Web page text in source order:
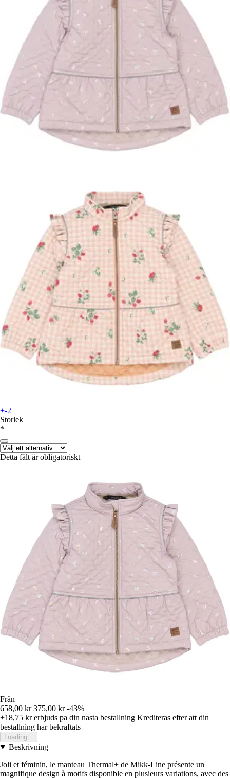
+-2
Storlek
*
Detta fält är obligatoriskt
Från
658,00 kr 375,00 kr -43%
+18,75 krerbjuds pa din nasta bestallning Krediteras efter att din
bestallning har bekraftats
Loading...
Beskrivning
Joli et féminin, le manteau Thermal+ de Mikk-Line présente un
magnifique design à motifs disponible en plusieurs variations, avec des